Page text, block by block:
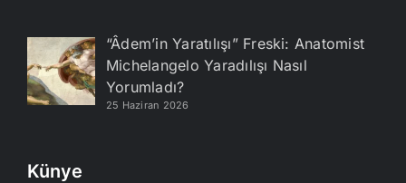
“Âdem’in Yaratılışı” Freski: Anatomist
Michelangelo Yaradılışı Nasıl
Yorumladı?
25 Haziran 2026
Künye